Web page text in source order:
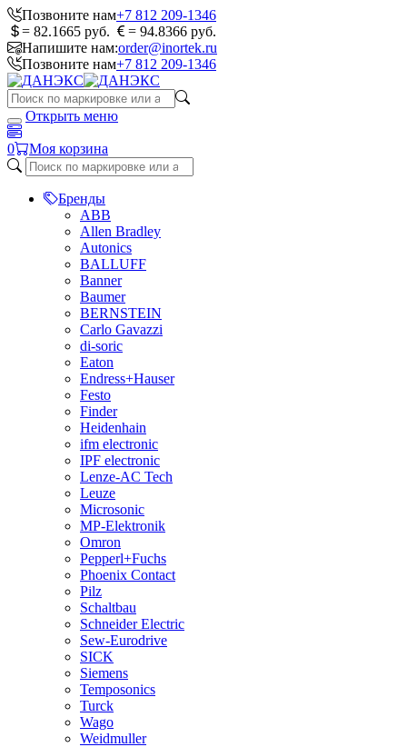
Позвоните нам+7 812 209-1346
= 82.1665 руб.
= 94.8366 руб.
Напишите нам:order@inortek.ru
Позвоните нам+7 812 209-1346
Открыть меню
0 Моя корзина
Бренды
ABB
Allen Bradley
Autonics
BALLUFF
Banner
Baumer
BERNSTEIN
Carlo Gavazzi
di-soric
Eaton
Endress+Hauser
Festo
Finder
Heidenhain
ifm electronic
IPF electronic
Lenze-AC Tech
Leuze
Microsonic
MP-Elektronik
Omron
Pepperl+Fuchs
Phoenix Contact
Pilz
Schaltbau
Schneider Electric
Sew-Eurodrive
SICK
Siemens
Temposonics
Turck
Wago
Weidmuller